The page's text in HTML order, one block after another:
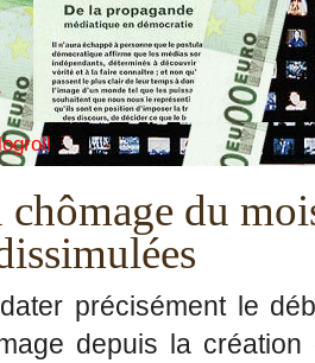
du
précisément le
depuis la